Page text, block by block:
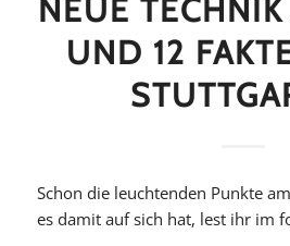
NEUE
UND 12
Schon die leuchtenden Punkte
es damit auf sich hat, lest ihr im